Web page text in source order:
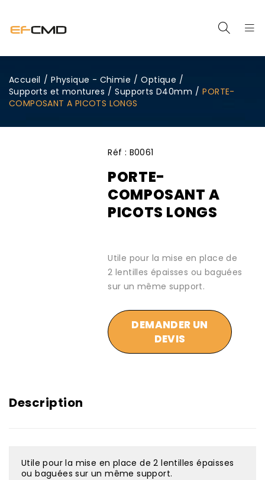
Accueil / Physique - Chimie / Optique /
Supports et montures / Supports D40mm / PORTE-
COMPOSANT A PICOTS LONGS
Réf : B0061
PORTE-
COMPOSANT A
PICOTS LONGS
Utile pour la mise en place de
2 lentilles épaisses ou baguées
sur un même support.
DEMANDER UN
DEVIS
Description
Utile pour la mise en place de 2 lentilles épaisses
ou baguées sur un même support.